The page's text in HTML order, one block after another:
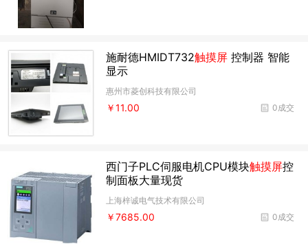
施耐德HMIDT732触摸屏 控制器 智能
显示
惠州市菱创科技有限公司
0成交
￥11.00
西门子PLC伺服电机CPU模块触摸屏控
制面板大量现货
上海梓诚电气技术有限公司
0成交
￥7685.00